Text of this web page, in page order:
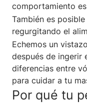
comportamiento
También es
regurgitando el
Echemos un
después de ingerir
diferencias entre
para cuidar a tu
Por qué tu